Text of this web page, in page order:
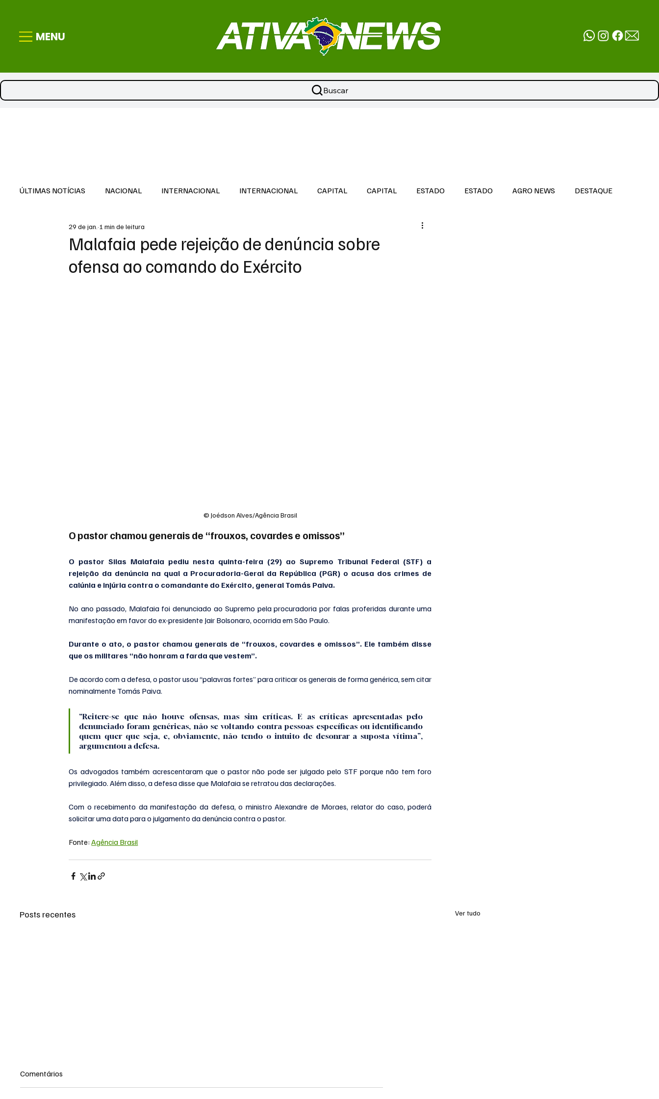
MENU
Buscar
ÚLTIMAS NOTÍCIAS NACIONAL INTERNACIONAL INTERNACIONAL CAPITAL CAPITAL ESTADO ESTADO AGRO NEWS DESTAQUE
DESTAQUE
Malafaia pede rejeição de denúncia sobre
ofensa ao comando do Exército
29 de jan. 1 min de leitura
© Joédson Alves/Agência Brasil
O pastor chamou generais de “frouxos, covardes e omissos”
O pastor Silas Malafaia pediu nesta quinta-feira (29) ao Supremo Tribunal Federal (STF) a
rejeição da denúncia na qual a Procuradoria-Geral da República (PGR) o acusa dos crimes de
calúnia e injúria contra o comandante do Exército, general Tomás Paiva.
No ano passado, Malafaia foi denunciado ao Supremo pela procuradoria por falas proferidas durante uma
manifestação em favor do ex-presidente Jair Bolsonaro, ocorrida em São Paulo.
Durante o ato, o pastor chamou generais de “frouxos, covardes e omissos”. Ele também disse
que os militares “não honram a farda que vestem”.
De acordo com a defesa, o pastor usou “palavras fortes” para criticar os generais de forma genérica, sem citar
nominalmente Tomás Paiva.
“Reitere-se que não houve ofensas, mas sim críticas. E as críticas apresentadas pelo
denunciado foram genéricas, não se voltando contra pessoas específicas ou identificando
quem quer que seja, e, obviamente, não tendo o intuito de desonrar a suposta vítima”,
argumentou a defesa.
Os advogados também acrescentaram que o pastor não pode ser julgado pelo STF porque não tem foro
privilegiado. Além disso, a defesa disse que Malafaia se retratou das declarações.
Com o recebimento da manifestação da defesa, o ministro Alexandre de Moraes, relator do caso, poderá
solicitar uma data para o julgamento da denúncia contra o pastor.
Fonte: Agência Brasil
Posts recentes Ver tudo
Comentários